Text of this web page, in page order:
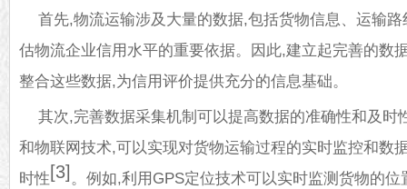
首先,物流运输涉及大量的数据,包括货物信息、运输
估物流企业信用水平的重要依据。因此,建立起完善的数
整合这些数据,为信用评价提供充分的信息基础。
其次,完善数据采集机制可以提高数据的准确性和及时
和物联网技术,可以实现对货物运输过程的实时监控和数
时性 [3] 。例如,利用GPS定位技术可以实时监测货物的